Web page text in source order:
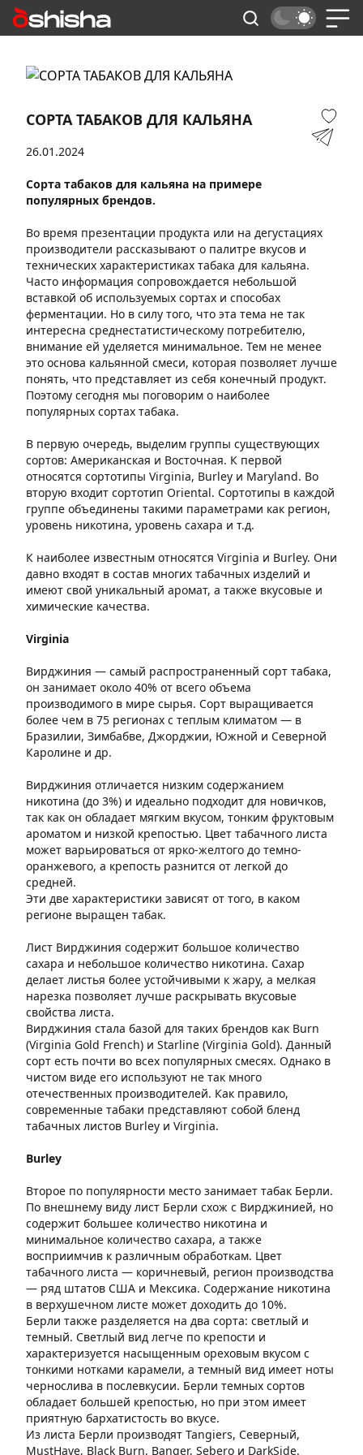
СОРТА ТАБАКОВ ДЛЯ КАЛЬЯНА
26.01.2024
Сорта табаков для кальяна на примере
популярных брендов.
Во время презентации продукта или на дегустациях
производители рассказывают о палитре вкусов и
технических характеристиках табака для кальяна.
Часто информация сопровождается небольшой
вставкой об используемых сортах и способах
ферментации. Но в силу того, что эта тема не так
интересна среднестатистическому потребителю,
внимание ей уделяется минимальное. Тем не менее
это основа кальянной смеси, которая позволяет лучше
понять, что представляет из себя конечный продукт.
Поэтому сегодня мы поговорим о наиболее
популярных сортах табака.
В первую очередь, выделим группы существующих
сортов: Американская и Восточная. К первой
относятся сортотипы Virginia, Burley и Maryland. Во
вторую входит сортотип Oriental. Сортотипы в каждой
группе объединены такими параметрами как регион,
уровень никотина, уровень сахара и т.д.
К наиболее известным относятся Virginia и Burley. Они
давно входят в состав многих табачных изделий и
имеют свой уникальный аромат, а также вкусовые и
химические качества.
Virginia
Вирджиния — самый распространенный сорт табака,
он занимает около 40% от всего объема
производимого в мире сырья. Сорт выращивается
более чем в 75 регионах с теплым климатом — в
Бразилии, Зимбабве, Джорджии, Южной и Северной
Каролине и др.
Вирджиния отличается низким содержанием
никотина (до 3%) и идеально подходит для новичков,
так как он обладает мягким вкусом, тонким фруктовым
ароматом и низкой крепостью. Цвет табачного листа
может варьироваться от ярко-желтого до темно-
оранжевого, а крепость разнится от легкой до
средней.
Эти две характеристики зависят от того, в каком
регионе выращен табак.
Лист Вирджиния содержит большое количество
сахара и небольшое количество никотина. Сахар
делает листья более устойчивыми к жару, а мелкая
нарезка позволяет лучше раскрывать вкусовые
свойства листа.
Вирджиния стала базой для таких брендов как Burn
(Virginia Gold French) и Starline (Virginia Gold). Данный
сорт есть почти во всех популярных смесях. Однако в
чистом виде его используют не так много
отечественных производителей. Как правило,
современные табаки представляют собой бленд
табачных листов Burley и Virginia.
Burley
Второе по популярности место занимает табак Берли.
По внешнему виду лист Берли схож с Вирджинией, но
содержит большее количество никотина и
минимальное количество сахара, а также
восприимчив к различным обработкам. Цвет
табачного листа — коричневый, регион производства
— ряд штатов США и Мексика. Содержание никотина
в верхушечном листе может доходить до 10%.
Берли также разделяется на два сорта: светлый и
темный. Светлый вид легче по крепости и
характеризуется насыщенным ореховым вкусом с
тонкими нотками карамели, а темный вид имеет ноты
чернослива в послевкусии. Берли темных сортов
обладает большей крепостью, но при этом имеет
приятную бархатистость во вкусе.
Из листа Берли производят Tangiers, Северный,
MustHave, Black Burn, Banger, Sebero и DarkSide.